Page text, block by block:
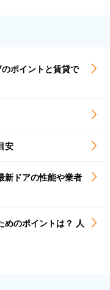
ポイントと賃貸で
安
新ドアの性能や業者
めのポイントは？ 人